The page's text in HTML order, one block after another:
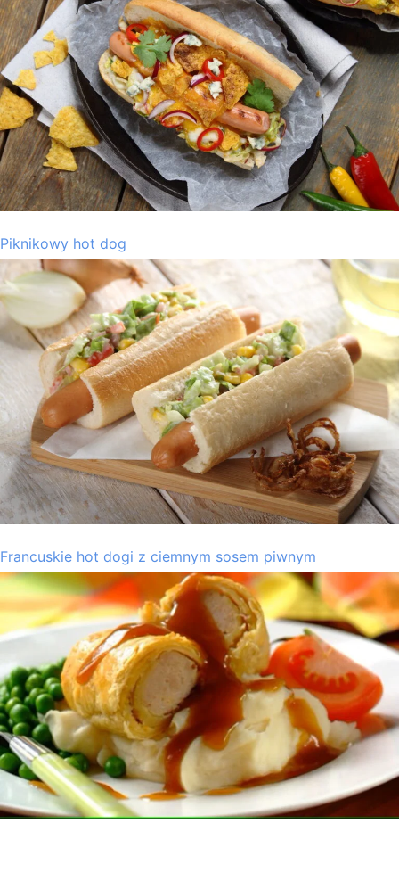
Piknikowy hot dog
Francuskie hot dogi z ciemnym sosem piwnym